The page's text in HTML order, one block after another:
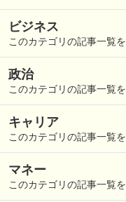
ビジネス
このカテゴリの記事一覧
政治
このカテゴリの記事一覧
キャリア
このカテゴリの記事一覧
マネー
このカテゴリの記事一覧